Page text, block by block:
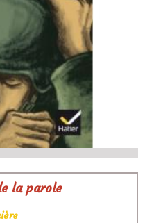
la parole